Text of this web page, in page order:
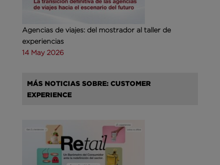
Agencias de viajes: del mostrador al taller de
experiencias
14 May 2026
MÁS NOTICIAS SOBRE: CUSTOMER
EXPERIENCE